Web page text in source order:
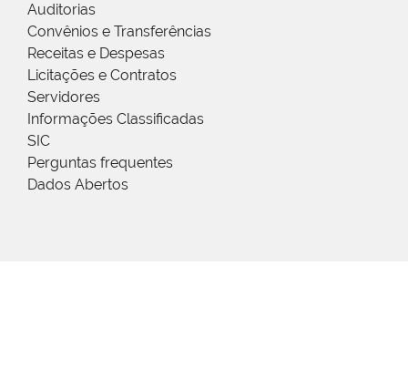
Auditorias
Convênios e Transferências
Receitas e Despesas
Licitações e Contratos
Servidores
Informações Classificadas
SIC
Perguntas frequentes
Dados Abertos